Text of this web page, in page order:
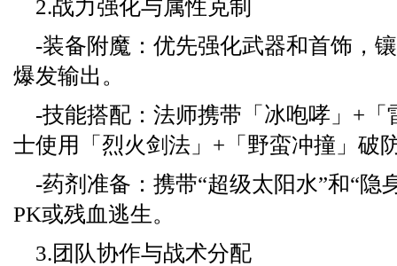
2.战力强化与属性克制
-装备附魔：优先强化武器和首饰，
爆发输出。
-技能搭配：法师携带「冰咆哮」+「
士使用「烈火剑法」+「野蛮冲撞」破
-药剂准备：携带“超级太阳水”和“隐
PK或残血逃生。
3.团队协作与战术分配